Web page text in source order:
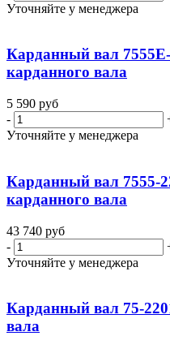
Уточняйте у менеджера
Карданный вал
карданного вала
5 590 руб
-
Уточняйте у менеджера
Карданный вал 7555-
карданного вала
43 740 руб
-
Уточняйте у менеджера
Карданный вал 75-
вала